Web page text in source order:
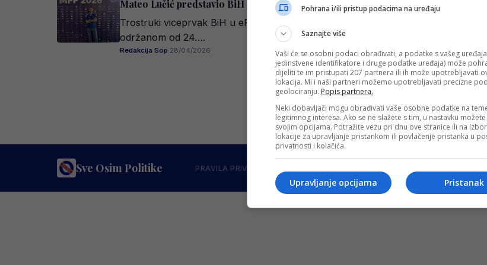
Mateo Lučić predstavio BiH na prestižnom Montenegro Future Festivalu
Trostruki viceprvak BiH u eFootballu Mateo Lučić predstavljao je Bosnu i
održanom od 24….
Redakcija Sop·28/04/2026
Sve Osim Politike PRAVILA PRIVATNOSTI
Pohrana i/ili pristup podacima na uređaju
Saznajte više
Vaši će se osobni podaci obrađivati, a podatke s vašeg
jedinstvene identifikatore i druge podatke uređaja) može
dijeliti te im pristupati 207 partnera ili ih može upotrebljavati
lokacija. Mi i naši partneri možemo upotrebljavati precizne
geolociranju. Popis partnera.
Neki dobavljači mogu obrađivati vaše osobne podatke na
legitimnog interesa. Ako se ne slažete s tim, u nastavku
svojim opcijama. Potražite vezu pri dnu ove stranice ili na
lokacije za upravljanje pristankom ili povlačenje pristanka u
privatnosti i kolačića.
Pristanak
Upravljanje opcijama